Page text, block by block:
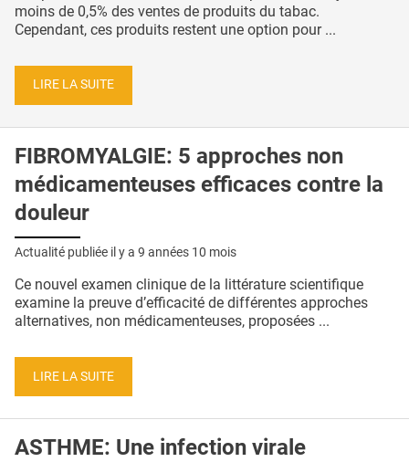
moins de 0,5% des ventes de produits du tabac.
Cependant, ces produits restent une option pour ...
LIRE LA SUITE
FIBROMYALGIE: 5 approches non
médicamenteuses efficaces contre la
douleur
Actualité publiée il y a 9 années 10 mois
Ce nouvel examen clinique de la littérature scientifique
examine la preuve d’efficacité de différentes approches
alternatives, non médicamenteuses, proposées ...
LIRE LA SUITE
ASTHME: Une infection virale